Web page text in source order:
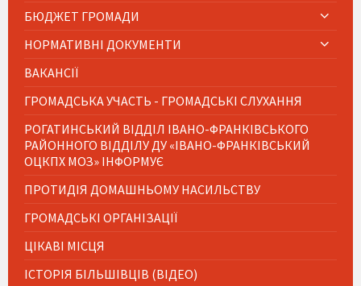
БЮДЖЕТ ГРОМАДИ
НОРМАТИВНІ ДОКУМЕНТИ
ВАКАНСІЇ
ГРОМАДСЬКА УЧАСТЬ - ГРОМАДСЬКІ СЛУХАННЯ
РОГАТИНСЬКИЙ ВІДДІЛ ІВАНО-ФРАНКІВСЬКОГО
РАЙОННОГО ВІДДІЛУ ДУ «ІВАНО-ФРАНКІВСЬКИЙ
ОЦКПХ МОЗ» ІНФОРМУЄ
ПРОТИДІЯ ДОМАШНЬОМУ НАСИЛЬСТВУ
ГРОМАДСЬКІ ОРГАНІЗАЦІЇ
ЦІКАВІ МІСЦЯ
ІСТОРІЯ БІЛЬШІВЦІВ (ВІДЕО)